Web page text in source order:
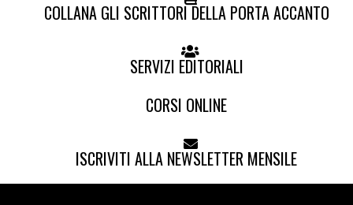
COLLANA GLI SCRITTORI DELLA PORTA ACCANTO
SERVIZI EDITORIALI
CORSI ONLINE
ISCRIVITI ALLA NEWSLETTER MENSILE